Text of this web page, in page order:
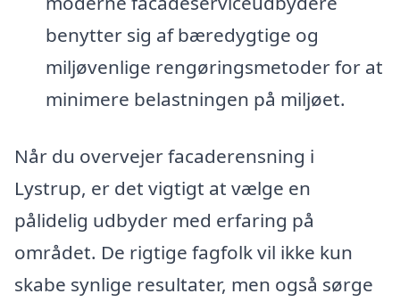
benytter sig af bæredygtige og
miljøvenlige rengøringsmetoder for at
minimere belastningen på miljøet.
Når du overvejer facaderensning i
Lystrup, er det vigtigt at vælge en
pålidelig udbyder med erfaring på
området. De rigtige fagfolk vil ikke kun
skabe synlige resultater, men også sørge